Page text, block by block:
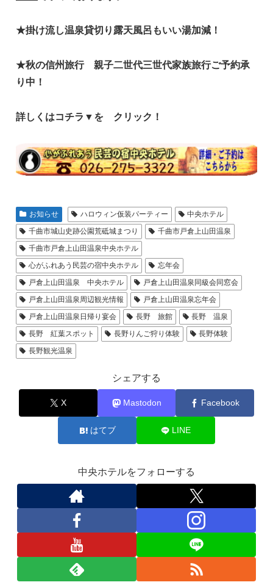
★掛け流し温泉貸切り露天風呂もいい湯加減！
★秋の信州旅行 親子二世代三世代家族旅行ご予約承
り中！
詳しくはコチラ▼を クリック！
お知らせ ハロウィン仮装パーティー
中央ホテル
千曲市城山史跡公園荒砥城まつり
千曲市戸倉上山田温泉
千曲市戸倉上山田温泉中央ホテル
心がふれあう民芸の宿中央ホテル
忘年会
戸倉上山田温泉 中央ホテル
戸倉上山田温泉同級会同窓会
戸倉上山田温泉周辺観光情報
戸倉上山田温泉忘年会
戸倉上山田温泉日帰り宴会
長野 旅館
長野 温泉
長野 紅葉スポット
長野りんご狩り体験
長野体験
長野観光温泉
シェアする
X Mastodon Facebook
はてブ LINE
中央ホテルをフォローする